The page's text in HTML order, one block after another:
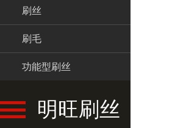
刷丝
刷毛
功能型刷丝
明旺刷丝